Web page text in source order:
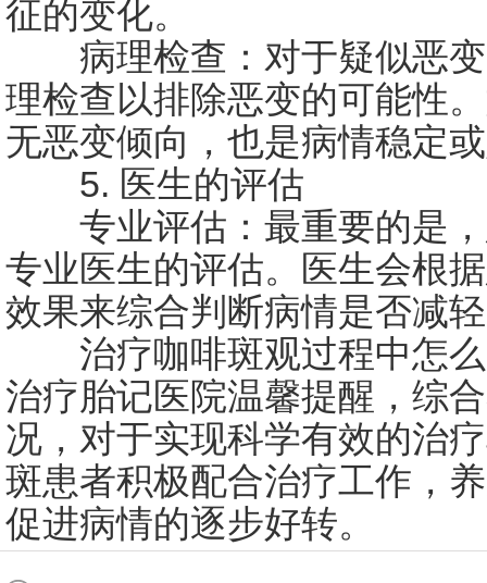
征的变化。
病理检查：对于疑似恶变
理检查以排除恶变的可能性
无恶变倾向，也是病情稳定
5. 医生的评估
专业评估：最重要的是，
专业医生的评估。医生会根
效果来综合判断病情是否减
治疗咖啡斑观过程中怎么
治疗胎记医院温馨提醒，综
况，对于实现科学有效的治
斑患者积极配合治疗工作，
促进病情的逐步好转。